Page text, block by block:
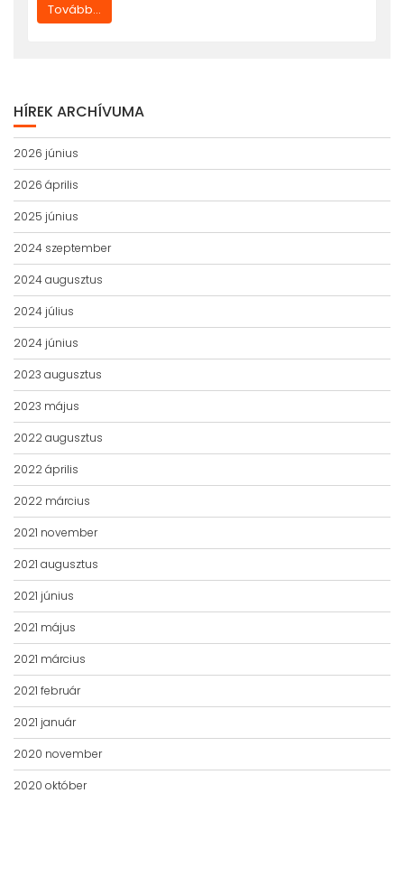
Tovább...
HÍREK ARCHÍVUMA
2026 június
2026 április
2025 június
2024 szeptember
2024 augusztus
2024 július
2024 június
2023 augusztus
2023 május
2022 augusztus
2022 április
2022 március
2021 november
2021 augusztus
2021 június
2021 május
2021 március
2021 február
2021 január
2020 november
2020 október